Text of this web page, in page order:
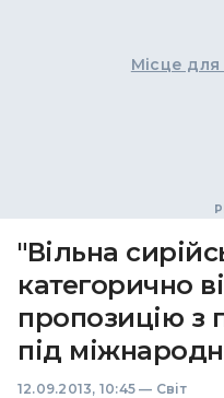
Місце
"Вільна
категорично
пропозицію з
під
12.09.2013, 10:45 — Світ